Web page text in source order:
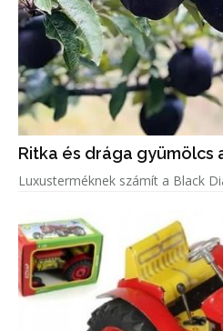
Ritka és drága gyümölcs
Luxusterméknek számít a Black